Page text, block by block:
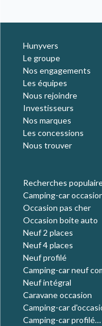
Hunyvers
Le groupe
Nos engagements
Les équipes
Nous rejoindre
Investisseurs
Nos marques
Les concessions
Nous trouver
Recherches
Camping-car
Occasion pas cher
Occasion boite auto
Neuf 2 places
Neuf 4 places
Neuf profilé
Camping-car neuf
Neuf intégral
Caravane occasion
Camping-car
places
Camping-car profilé